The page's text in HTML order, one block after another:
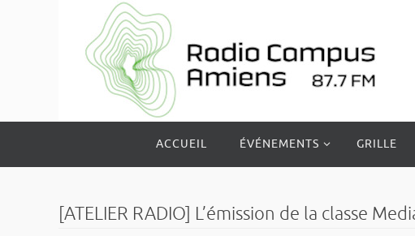
le
ACCUEIL ÉVÉNEMENTS GRILLE
[ATELIER RADIO] L’émission de la classe